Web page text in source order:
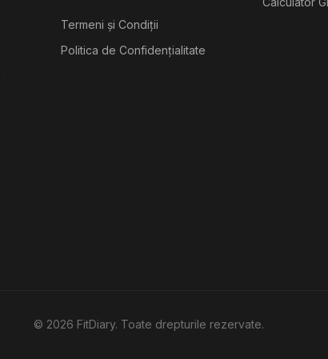
Termeni și Condiții
Politica de Confidențialitate
© 2026 FitDiary. Toate drepturile rezervate.